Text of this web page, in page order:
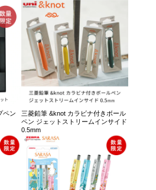
ペン
三菱鉛筆 &knot カラビナ付きボール
ペン ジェットストリームインサイド
0.5mm